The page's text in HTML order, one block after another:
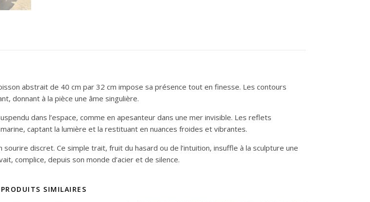
abstrait de 40 cm par 32 cm impose sa présence tout en finesse. Les contours
donnant à la pièce une âme singulière.
dans l’espace, comme en apesanteur dans une mer invisible. Les reflets
captant la lumière et la restituant en nuances froides et vibrantes.
discret. Ce simple trait, fruit du hasard ou de l’intuition, insuffle à la sculpture une
complice, depuis son monde d’acier et de silence.
PRODUITS SIMILAIRES